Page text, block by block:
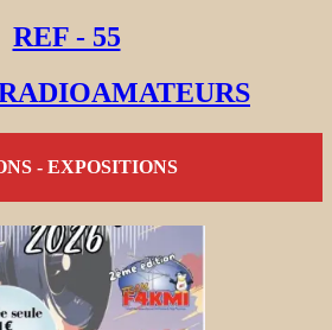
REF - 55
- EXPOSITIONS